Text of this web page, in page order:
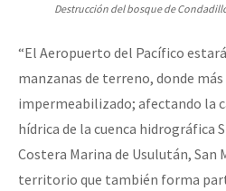
Destrucción del bosque de
“El Aeropuerto del Pacífico
manzanas de terreno, donde
impermeabilizado; afectando la
hídrica de la cuenca hidrográfica
Costera Marina de Usulután, San
territorio que también forma